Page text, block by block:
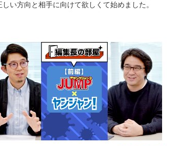
い方向と相手に向けて欲しくて始めました。